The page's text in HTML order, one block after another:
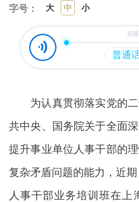
字号： 大 中 小
为认真贯彻落实党的二
共中央、国务院关于全面
提升事业单位人事干部的
复杂矛盾问题的能力，近
人事干部业务培训班在上